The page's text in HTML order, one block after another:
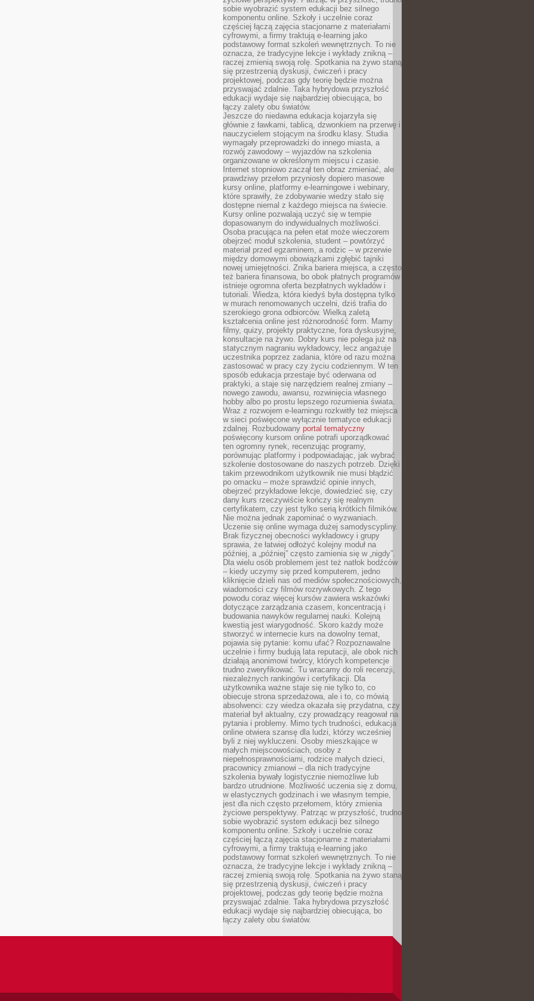
sobie wyobrazić system edukacji bez silnego
komponentu online. Szkoły i uczelnie coraz
częściej łączą zajęcia stacjonarne z materiałami
cyfrowymi, a firmy traktują e-learning jako
podstawowy format szkoleń wewnętrznych. To nie
oznacza, że tradycyjne lekcje i wykłady znikną –
raczej zmienią swoją rolę. Spotkania na żywo staną
się przestrzenią dyskusji, ćwiczeń i pracy
projektowej, podczas gdy teorię będzie można
przyswajać zdalnie. Taka hybrydowa przyszłość
edukacji wydaje się najbardziej obiecująca, bo
łączy zalety obu światów.
Jeszcze do niedawna edukacja kojarzyła się
głównie z ławkami, tablicą, dzwonkiem na przerwę i
nauczycielem stojącym na środku klasy. Studia
wymagały przeprowadzki do innego miasta, a
rozwój zawodowy – wyjazdów na szkolenia
organizowane w określonym miejscu i czasie.
Internet stopniowo zaczął ten obraz zmieniać, ale
prawdziwy przełom przyniosły dopiero masowe
kursy online, platformy e-learningowe i webinary,
które sprawiły, że zdobywanie wiedzy stało się
dostępne niemal z każdego miejsca na świecie.
Kursy online pozwalają uczyć się w tempie
dopasowanym do indywidualnych możliwości.
Osoba pracująca na pełen etat może wieczorem
obejrzeć moduł szkolenia, student – powtórzyć
materiał przed egzaminem, a rodzic – w przerwie
między domowymi obowiązkami zgłębić tajniki
nowej umiejętności. Znika bariera miejsca, a często
też bariera finansowa, bo obok płatnych programów
istnieje ogromna oferta bezpłatnych wykładów i
tutoriali. Wiedza, która kiedyś była dostępna tylko
w murach renomowanych uczelni, dziś trafia do
szerokiego grona odbiorców. Wielką zaletą
kształcenia online jest różnorodność form. Mamy
filmy, quizy, projekty praktyczne, fora dyskusyjne,
konsultacje na żywo. Dobry kurs nie polega już na
statycznym nagraniu wykładowcy, lecz angażuje
uczestnika poprzez zadania, które od razu można
zastosować w pracy czy życiu codziennym. W ten
sposób edukacja przestaje być oderwana od
praktyki, a staje się narzędziem realnej zmiany –
nowego zawodu, awansu, rozwinięcia własnego
hobby albo po prostu lepszego rozumienia świata.
Wraz z rozwojem e-learningu rozkwitły też miejsca
w sieci poświęcone wyłącznie tematyce edukacji
zdalnej. Rozbudowany portal tematyczny
poświęcony kursom online potrafi uporządkować
ten ogromny rynek, recenzując programy,
porównując platformy i podpowiadając, jak wybrać
szkolenie dostosowane do naszych potrzeb. Dzięki
takim przewodnikom użytkownik nie musi błądzić
po omacku – może sprawdzić opinie innych,
obejrzeć przykładowe lekcje, dowiedzieć się, czy
dany kurs rzeczywiście kończy się realnym
certyfikatem, czy jest tylko serią krótkich filmików.
Nie można jednak zapominać o wyzwaniach.
Uczenie się online wymaga dużej samodyscypliny.
Brak fizycznej obecności wykładowcy i grupy
sprawia, że łatwiej odłożyć kolejny moduł na
później, a „później” często zamienia się w „nigdy”.
Dla wielu osób problemem jest też natłok bodźców
– kiedy uczymy się przed komputerem, jedno
kliknięcie dzieli nas od mediów społecznościowych,
wiadomości czy filmów rozrywkowych. Z tego
powodu coraz więcej kursów zawiera wskazówki
dotyczące zarządzania czasem, koncentracją i
budowania nawyków regularnej nauki. Kolejną
kwestią jest wiarygodność. Skoro każdy może
stworzyć w internecie kurs na dowolny temat,
pojawia się pytanie: komu ufać? Rozpoznawalne
uczelnie i firmy budują lata reputacji, ale obok nich
działają anonimowi twórcy, których kompetencje
trudno zweryfikować. Tu wracamy do roli recenzji,
niezależnych rankingów i certyfikacji. Dla
użytkownika ważne staje się nie tylko to, co
obiecuje strona sprzedażowa, ale i to, co mówią
absolwenci: czy wiedza okazała się przydatna, czy
materiał był aktualny, czy prowadzący reagował na
pytania i problemy. Mimo tych trudności, edukacja
online otwiera szansę dla ludzi, którzy wcześniej
byli z niej wykluczeni. Osoby mieszkające w
małych miejscowościach, osoby z
niepełnosprawnościami, rodzice małych dzieci,
pracownicy zmianowi – dla nich tradycyjne
szkolenia bywały logistycznie niemożliwe lub
bardzo utrudnione. Możliwość uczenia się z domu,
w elastycznych godzinach i we własnym tempie,
jest dla nich często przełomem, który zmienia
życiowe perspektywy. Patrząc w przyszłość, trudno
sobie wyobrazić system edukacji bez silnego
komponentu online. Szkoły i uczelnie coraz
częściej łączą zajęcia stacjonarne z materiałami
cyfrowymi, a firmy traktują e-learning jako
podstawowy format szkoleń wewnętrznych. To nie
oznacza, że tradycyjne lekcje i wykłady znikną –
raczej zmienią swoją rolę. Spotkania na żywo staną
się przestrzenią dyskusji, ćwiczeń i pracy
projektowej, podczas gdy teorię będzie można
przyswajać zdalnie. Taka hybrydowa przyszłość
edukacji wydaje się najbardziej obiecująca, bo
łączy zalety obu światów.